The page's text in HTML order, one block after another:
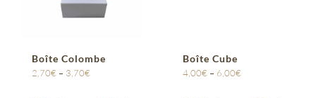
Boîte Colombe
2,70€ – 3,70€
Boîte Cube
4,00€ – 6,00€